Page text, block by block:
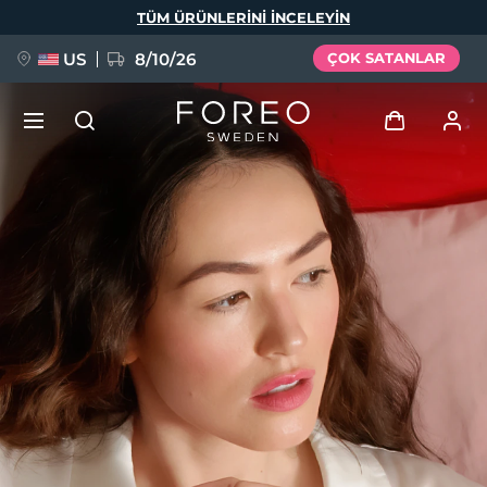
TÜM ÜRÜNLERINI INCELEYIN
US 8/10/26 ÇOK SATANLAR
Giriş
Kullanici profi̇li̇
Cihazlarım
Siparişlerim
Adresim
Aboneliklerim
FAQ™ Pure Beauty-Tech Elixir
BREAKING NEWS
issa™ Teeth Whitening Set
Dil Seçimi
English Deutsch
Español
Français
Português
Polski
Svenska
Русский
Türkçe
简体中文 繁體中文